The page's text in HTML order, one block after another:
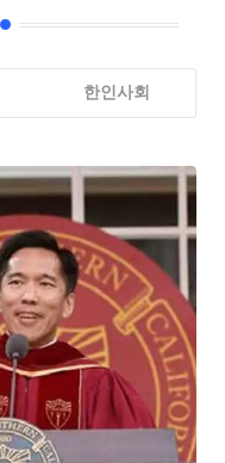
한인사회